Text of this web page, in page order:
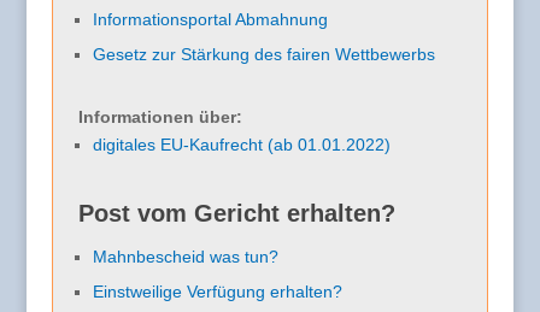
Informationsportal Abmahnung
Gesetz zur Stärkung des fairen Wettbewerbs
Informationen über:
digitales EU-Kaufrecht (ab 01.01.2022)
Post vom Gericht erhalten?
Mahnbescheid was tun?
Einstweilige Verfügung erhalten?